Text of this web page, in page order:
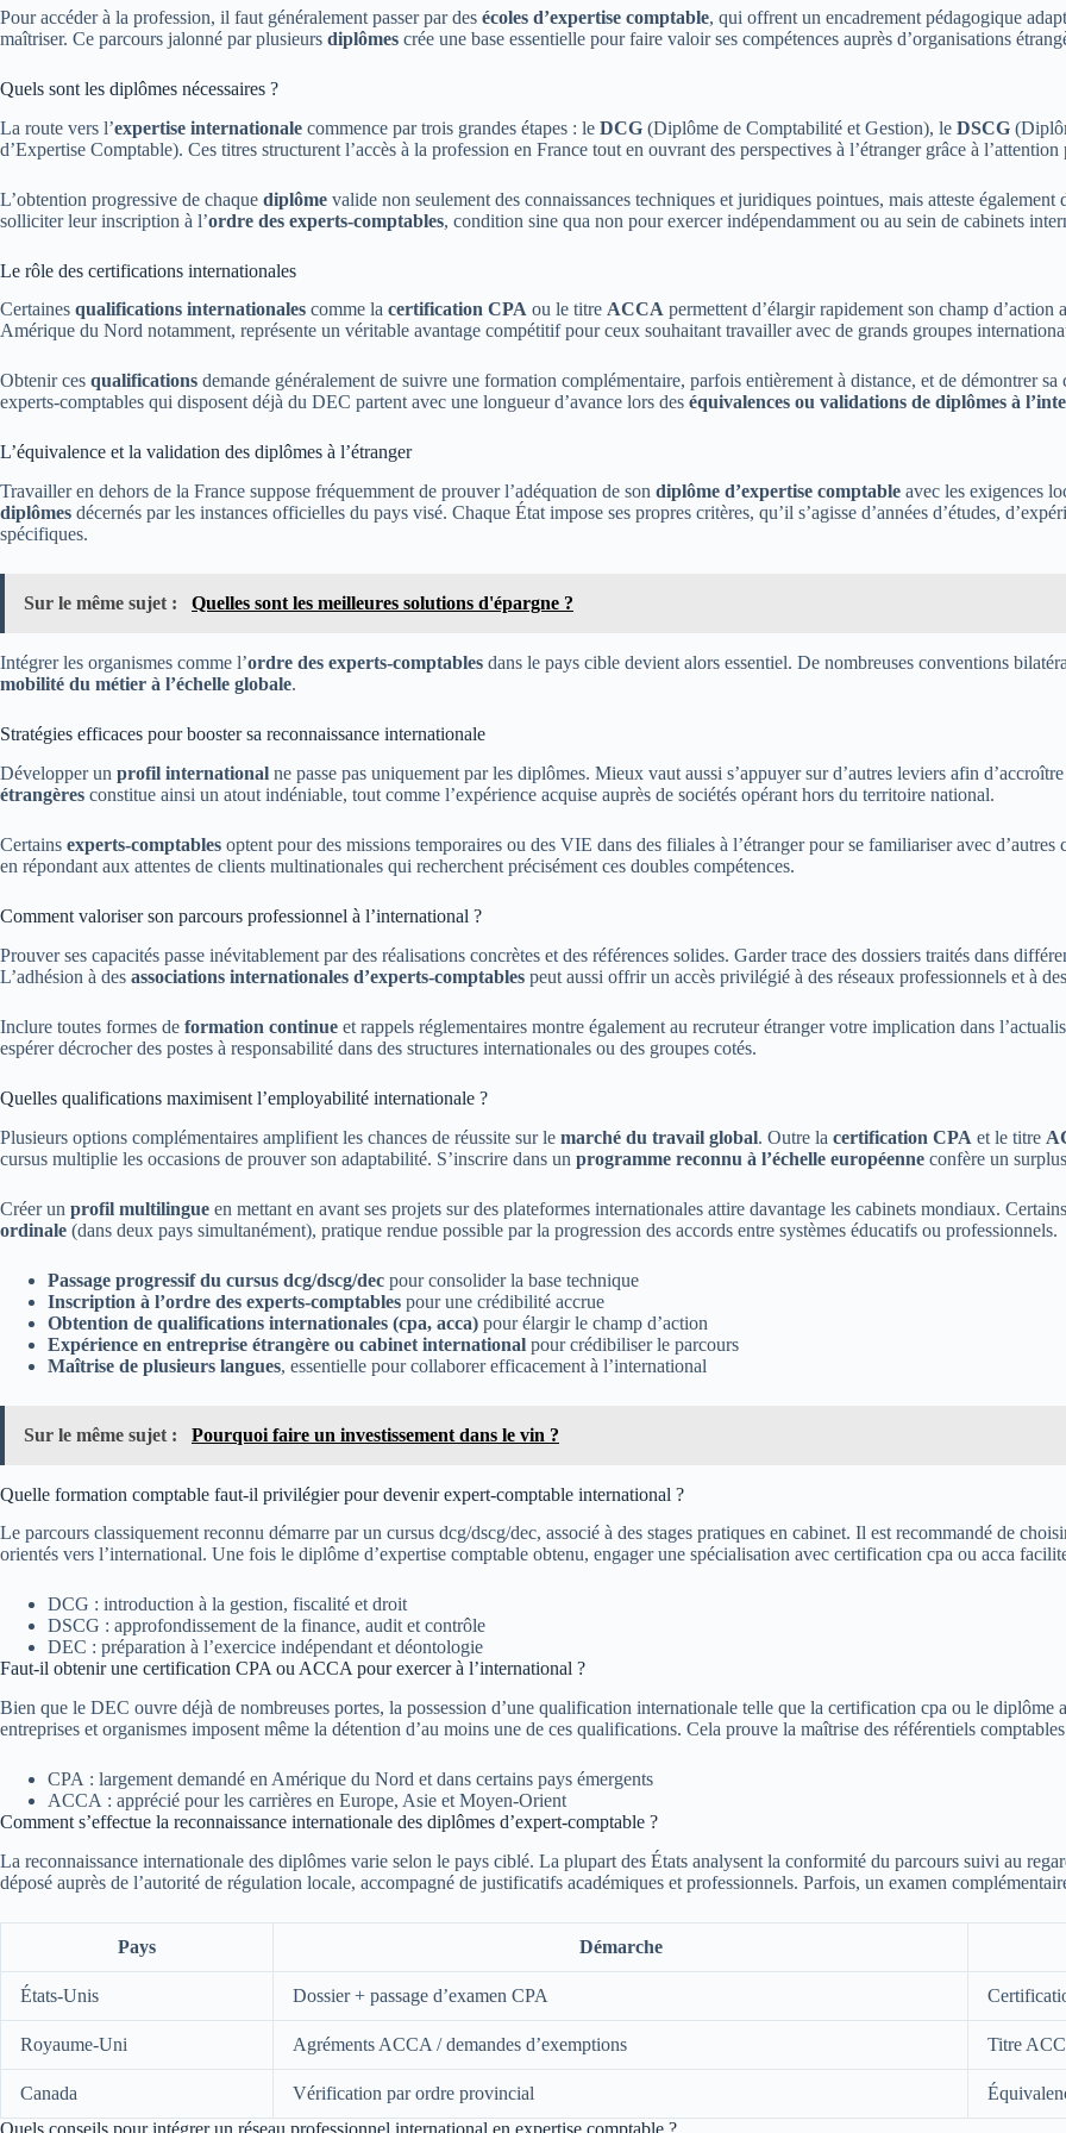
Pour accéder à la profession, il faut généralement passer par des écoles d’expertise comptable, qui offrent un encadrement pédagogique
maîtriser. Ce parcours jalonné par plusieurs diplômes crée une base essentielle pour faire valoir ses compétences auprès d’organisations
Quels sont les diplômes nécessaires ?
La route vers l’expertise internationale commence par trois grandes étapes : le DCG (Diplôme de Comptabilité et Gestion), le DSCG
d’Expertise Comptable). Ces titres structurent l’accès à la profession en France tout en ouvrant des perspectives à l’étranger grâce à
L’obtention progressive de chaque diplôme valide non seulement des connaissances techniques et juridiques pointues, mais atteste
solliciter leur inscription à l’ordre des experts-comptables, condition sine qua non pour exercer indépendamment ou au sein de cabinets
Le rôle des certifications internationales
Certaines qualifications internationales comme la certification CPA ou le titre ACCA permettent d’élargir rapidement son champ
Amérique du Nord notamment, représente un véritable avantage compétitif pour ceux souhaitant travailler avec de grands groupes
Obtenir ces qualifications demande généralement de suivre une formation complémentaire, parfois entièrement à distance, et de démontrer
experts-comptables qui disposent déjà du DEC partent avec une longueur d’avance lors des équivalences ou validations de diplômes à
L’équivalence et la validation des diplômes à l’étranger
Travailler en dehors de la France suppose fréquemment de prouver l’adéquation de son diplôme d’expertise comptable avec les exigences
diplômes décernés par les instances officielles du pays visé. Chaque État impose ses propres critères, qu’il s’agisse d’années d’études,
spécifiques.
Sur le même sujet : Quelles sont les meilleures solutions d'épargne ?
Intégrer les organismes comme l’ordre des experts-comptables dans le pays cible devient alors essentiel. De nombreuses conventions
mobilité du métier à l’échelle globale.
Stratégies efficaces pour booster sa reconnaissance internationale
Développer un profil international ne passe pas uniquement par les diplômes. Mieux vaut aussi s’appuyer sur d’autres leviers afin
étrangères constitue ainsi un atout indéniable, tout comme l’expérience acquise auprès de sociétés opérant hors du territoire national.
Certains experts-comptables optent pour des missions temporaires ou des VIE dans des filiales à l’étranger pour se familiariser avec
en répondant aux attentes de clients multinationales qui recherchent précisément ces doubles compétences.
Comment valoriser son parcours professionnel à l’international ?
Prouver ses capacités passe inévitablement par des réalisations concrètes et des références solides. Garder trace des dossiers traités dans
L’adhésion à des associations internationales d’experts-comptables peut aussi offrir un accès privilégié à des réseaux professionnels et à
Inclure toutes formes de formation continue et rappels réglementaires montre également au recruteur étranger votre implication dans
espérer décrocher des postes à responsabilité dans des structures internationales ou des groupes cotés.
Quelles qualifications maximisent l’employabilité internationale ?
Plusieurs options complémentaires amplifient les chances de réussite sur le marché du travail global. Outre la certification CPA et le titre
cursus multiplie les occasions de prouver son adaptabilité. S’inscrire dans un programme reconnu à l’échelle européenne confère un
Créer un profil multilingue en mettant en avant ses projets sur des plateformes internationales attire davantage les cabinets mondiaux.
ordinale (dans deux pays simultanément), pratique rendue possible par la progression des accords entre systèmes éducatifs ou professionnels.
Passage progressif du cursus dcg/dscg/dec pour consolider la base technique
Inscription à l’ordre des experts-comptables pour une crédibilité accrue
Obtention de qualifications internationales (cpa, acca) pour élargir le champ d’action
Expérience en entreprise étrangère ou cabinet international pour crédibiliser le parcours
Maîtrise de plusieurs langues, essentielle pour collaborer efficacement à l’international
Sur le même sujet : Pourquoi faire un investissement dans le vin ?
Quelle formation comptable faut-il privilégier pour devenir expert-comptable international ?
Le parcours classiquement reconnu démarre par un cursus dcg/dscg/dec, associé à des stages pratiques en cabinet. Il est recommandé de
orientés vers l’international. Une fois le diplôme d’expertise comptable obtenu, engager une spécialisation avec certification cpa ou acca
DCG : introduction à la gestion, fiscalité et droit
DSCG : approfondissement de la finance, audit et contrôle
DEC : préparation à l’exercice indépendant et déontologie
Faut-il obtenir une certification CPA ou ACCA pour exercer à l’international ?
Bien que le DEC ouvre déjà de nombreuses portes, la possession d’une qualification internationale telle que la certification cpa ou le diplôme
entreprises et organismes imposent même la détention d’au moins une de ces qualifications. Cela prouve la maîtrise des référentiels
CPA : largement demandé en Amérique du Nord et dans certains pays émergents
ACCA : apprécié pour les carrières en Europe, Asie et Moyen-Orient
Comment s’effectue la reconnaissance internationale des diplômes d’expert-comptable ?
La reconnaissance internationale des diplômes varie selon le pays ciblé. La plupart des États analysent la conformité du parcours suivi au
déposé auprès de l’autorité de régulation locale, accompagné de justificatifs académiques et professionnels. Parfois, un examen
Pays Démarche
États-Unis Dossier + passage d’examen CPA
Royaume-Uni Agréments ACCA / demandes d’exemptions Titre
Canada Vérification par ordre provincial
Quels conseils pour intégrer un réseau professionnel international en expertise comptable ?